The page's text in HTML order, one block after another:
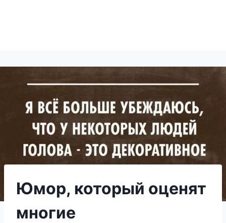
Юмор, который оценят
многие